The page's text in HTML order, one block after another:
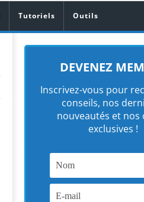
Tutoriels Outils
DEVENEZ
Inscrivez-vous pour
conseils, nos
nouveautés et nos
exclusives !